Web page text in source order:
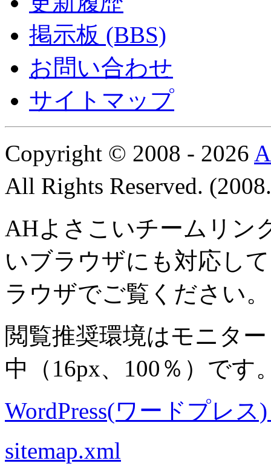
掲示板 (BBS)
お問い合わせ
サイトマップ
Copyright © 2008 - 2026
All Rights Reserved.
AHよさこいチームリン
いブラウザにも対応し
ラウザでご覧ください。
閲覧推奨環境はモニター
中
（16px、100％）です
WordPress(ワードプレス)
sitemap.xml